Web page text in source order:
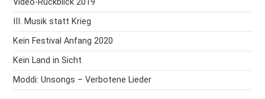
III. Musik statt Krieg
Kein Festival Anfang 2020
Kein Land in Sicht
Moddi: Unsongs – Verbotene Lieder